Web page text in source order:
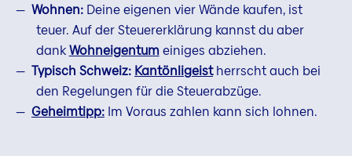
Wohnen: Deine eigenen vier Wände kaufen, ist
teuer. Auf der Steuererklärung kannst du aber
dankWohneigentumeiniges abziehen.
Typisch Schweiz: Kantönligeistherrscht auch bei
den Regelungen für die Steuerabzüge.
Geheimtipp: Im Voraus zahlen kann sich lohnen.